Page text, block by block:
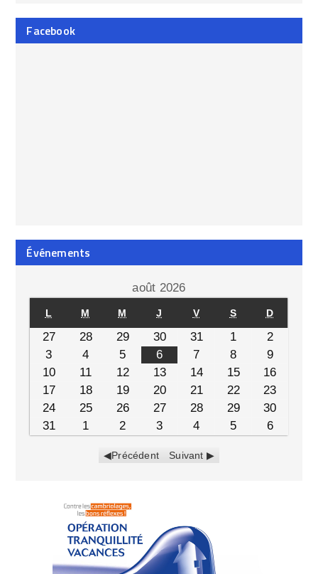
Facebook
Événements
août 2026
L M M J V S D
27 28 29 30 31 1
2
3
4 5 6 7 8
9
10
11 12 13 14 15
16
17
18 19 20 21 22
23
24
25 26 27 28 29
30
31
1 2 3 4 5 6
Précédent Suivant